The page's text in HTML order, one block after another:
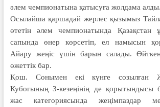
әлем чемпионатына қатысуға жолдама алды.
Осылайша қаршадай жерлес қызымыз
өтетін әлем чемпионатында Қазақстан
сапында өнер көрсетіп, ел намысын
Айару жеңіс үшін барын салады.
өжеттік бар.
Қош. Сонымен екі күнге созылған
Кубогының 3-кезеңінің де қорытындысы
жас категориясында жеңімпаздар